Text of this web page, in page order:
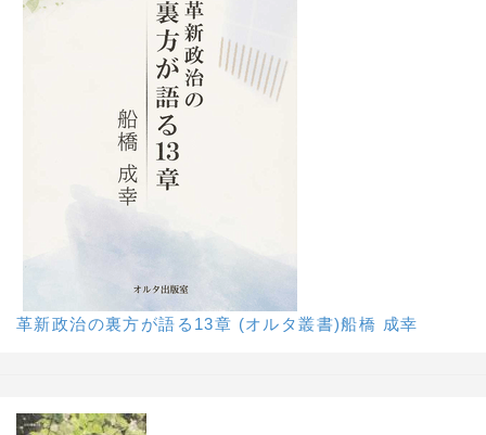
革新政治の裏方が語る13章 (オルタ叢書)船橋 成幸